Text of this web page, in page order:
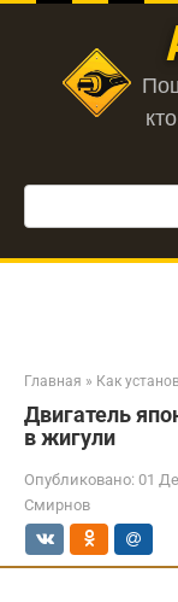
Перейти
Поиск:
Главная » Как
Двигатель
в жигули
Опубликовано: 01
Смирнов